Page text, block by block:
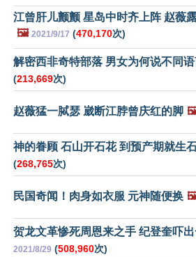
江曾肝儿颤颤 星岛中时齐上阵 赵薇
🖼️ 2021/9/17 (470,170次)
解密西非奇特部落 男女为何说不同
(213,669次)
赵薇猛一脦瑟 崴断江脖曾庆红的脚
神的眷顾 石山开石花 到预产期就生
(268,765次)
民国奇闻！肉身如衣服 元神随便换
贺龙文革惨死周恩来之手 纪登奎吓
2021/8/29 (508,960次)